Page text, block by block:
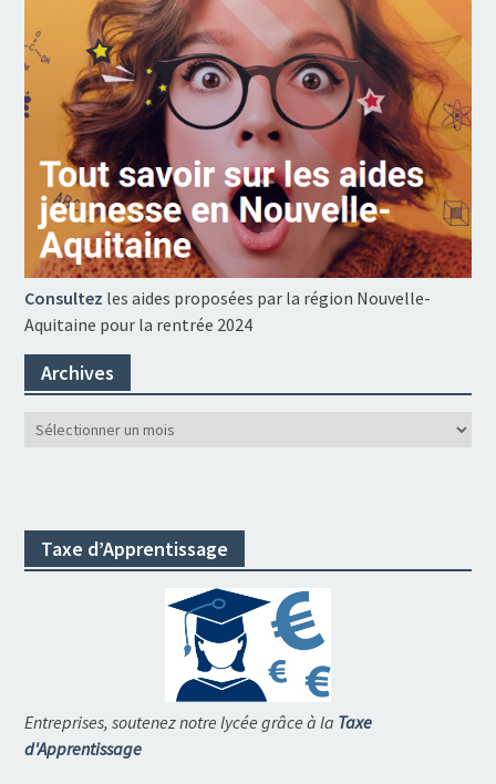
Consultez les aides proposées par la région Nouvelle-
Aquitaine pour la rentrée 2024
Archives
Archives
Taxe d’Apprentissage
Entreprises, soutenez notre lycée grâce à la Taxe
d'Apprentissage